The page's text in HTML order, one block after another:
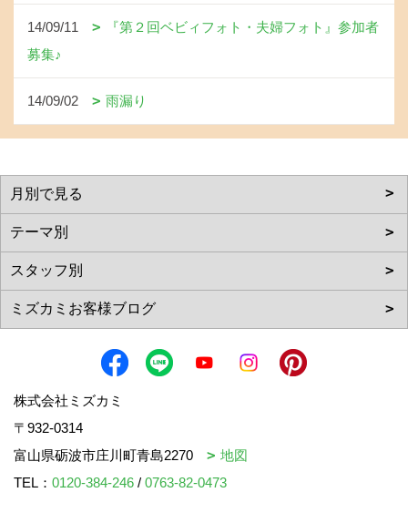
14/09/11
『第２回ベビィフォト・夫婦フォト』参加者
募集♪
14/09/02 雨漏り
株式会社ミズカミ
〒932-0314
富山県砺波市庄川町青島2270
地図
TEL： 0120-384-246 / 0763-82-0473